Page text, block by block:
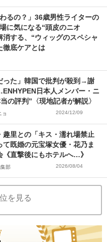
るの？」36歳男性ライターの
に気になる“頭皮のニオ
消する、“ウィッグのスペシャ
徹底ケアとは
った」韓国で批判が殺到→謝
日本人メンバー・ニ
の評判”〈現地記者が解説〉
ョ 2024/12/09
趣里との「キス・濡れ場禁止
て既婚の元宝塚女優・花乃ま
《直撃後にもホテルへ…》
集部 2026/08/04
を見る